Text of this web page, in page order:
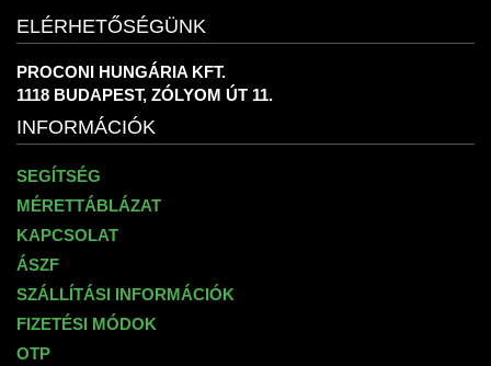
ELÉRHETŐSÉGÜNK
PROCONI HUNGÁRIA KFT.
1118 BUDAPEST, ZÓLYOM ÚT 11.
INFORMÁCIÓK
SEGÍTSÉG
MÉRETTÁBLÁZAT
KAPCSOLAT
ÁSZF
SZÁLLÍTÁSI INFORMÁCIÓK
FIZETÉSI MÓDOK
OTP